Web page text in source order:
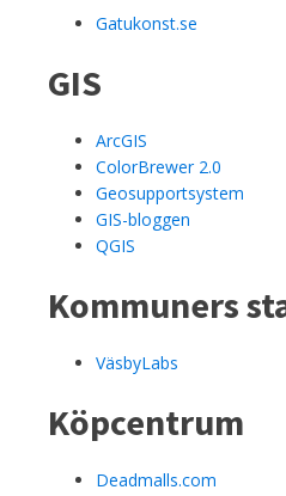
Gatukonst.se
GIS
ArcGIS
ColorBrewer 2.0
Geosupportsystem
GIS-bloggen
QGIS
Kommuners
VäsbyLabs
Köpcentrum
Deadmalls.com